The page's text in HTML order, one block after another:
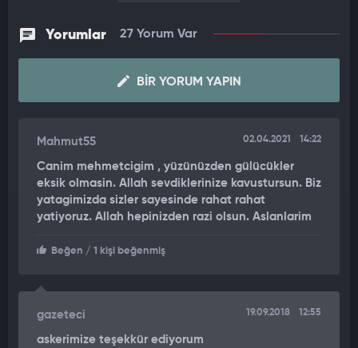
Yorumlar 27 Yorum Var
BIR YORUM YAPIN
Mahmut55 02.04.2021 14:22
Canim mehmetcigim , yüzünüzden gülücükler
eksik olmasin. Allah sevdiklerinize kavustursun. Biz
yatagimizda sizler sayesinde rahat rahat
yatiyoruz. Allah hepinizden razi olsun. Aslanlarim
Beğen / 1 kişi beğenmiş
gazeteci 19.09.2018 12:55
askerimize teşekkür ediyorum